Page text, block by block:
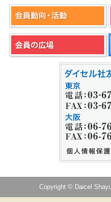
Copyright © Daicel